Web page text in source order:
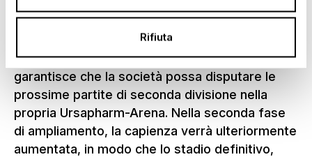
Rifiuta
sedere, la capienza totale dello stadio passerà
dagli attuali 7.500 a 12.500 posti. Insieme alla
relativa deroga concessa dalla DFL, ciò
garantisce che la società possa disputare le
prossime partite di seconda divisione nella
propria Ursapharm-Arena. Nella seconda fase
di ampliamento, la capienza verrà ulteriormente
aumentata, in modo che lo stadio definitivo,